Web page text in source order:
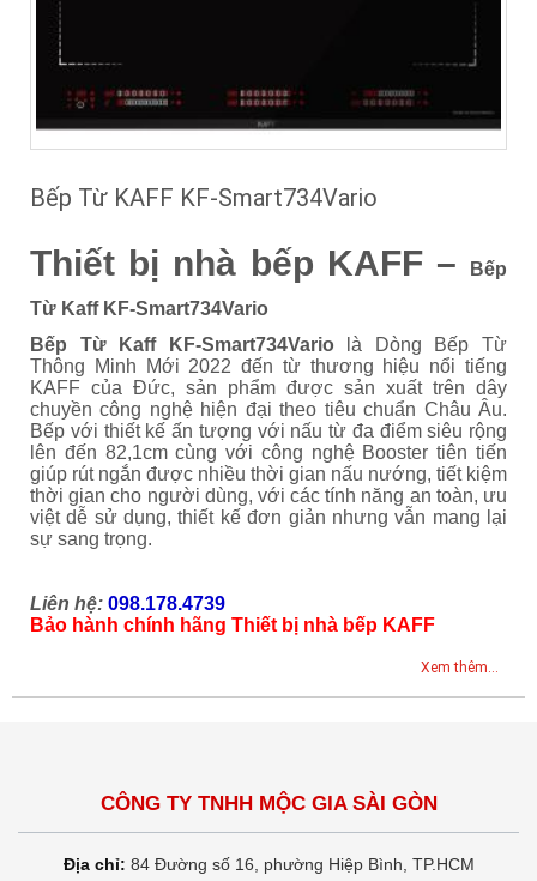
Bếp Từ KAFF KF-Smart734Vario
Thiết bị nhà bếp KAFF –
Bếp
Từ Kaff KF-Smart734Vario
Bếp Từ Kaff KF-Smart734Variolà Dòng Bếp Từ
Thông Minh Mới 2022 đến từ thương hiệu nổi tiếng
KAFF của Đức, sản phẩm được sản xuất trên dây
chuyền công nghệ hiện đại theo tiêu chuẩn Châu Âu.
Bếp với thiết kế ấn tượng với nấu từ đa điểm siêu rộng
lên đến 82,1cm cùng với công nghệ Booster tiên tiến
giúp rút ngắn được nhiều thời gian nấu nướng, tiết kiệm
thời gian cho người dùng, với các tính năng an toàn, ưu
việt dễ sử dụng, thiết kế đơn giản nhưng vẫn mang lại
sự sang trọng.
Liên hệ: 098.178.4739
Bảo hành chính hãng Thiết bị nhà bếp KAFF
Xem thêm...
CÔNG TY TNHH MỘC GIA SÀI GÒN
Địa chỉ: 84 Đường số 16, phường Hiệp Bình, TP.HCM